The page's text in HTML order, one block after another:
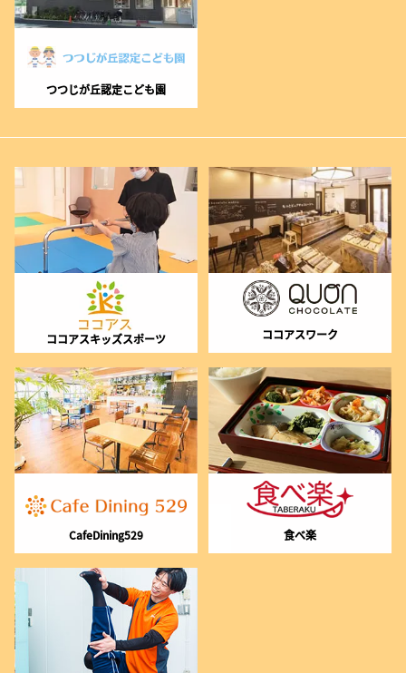
つつじが丘認定こども園
ココアスキッズスポーツ ココアスワーク
CafeDining529 食べ楽